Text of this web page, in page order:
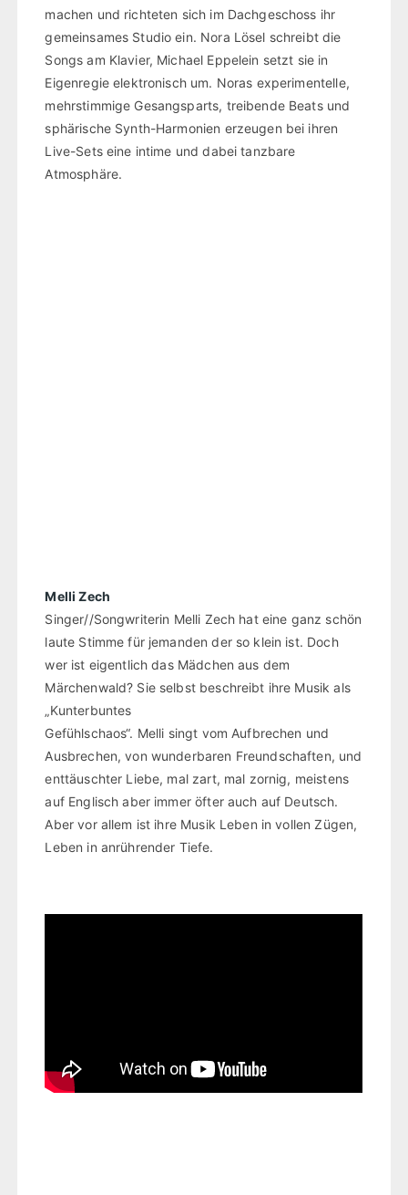
machen und richteten sich im Dachgeschoss ihr
gemeinsames Studio ein. Nora Lösel schreibt die
Songs am Klavier, Michael Eppelein setzt sie in
Eigenregie elektronisch um. Noras experimentelle,
mehrstimmige Gesangsparts, treibende Beats und
sphärische Synth-Harmonien erzeugen bei ihren
Live-Sets eine intime und dabei tanzbare
Atmosphäre.
Melli Zech
Singer//Songwriterin Melli Zech hat eine ganz schön
laute Stimme für jemanden der so klein ist. Doch
wer ist eigentlich das Mädchen aus dem
Märchenwald? Sie selbst beschreibt ihre Musik als
„Kunterbuntes
Gefühlschaos“. Melli singt vom Aufbrechen und
Ausbrechen, von wunderbaren Freundschaften, und
enttäuschter Liebe, mal zart, mal zornig, meistens
auf Englisch aber immer öfter auch auf Deutsch.
Aber vor allem ist ihre Musik Leben in vollen Zügen,
Leben in anrührender Tiefe.